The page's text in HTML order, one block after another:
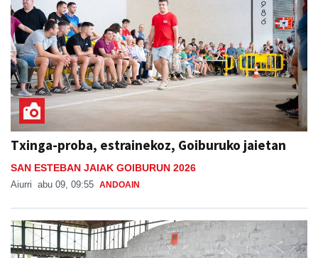
Txinga-proba, estrainekoz, Goiburuko jaietan
SAN ESTEBAN JAIAK GOIBURUN 2026
Aiurri abu 09, 09:55 ANDOAIN